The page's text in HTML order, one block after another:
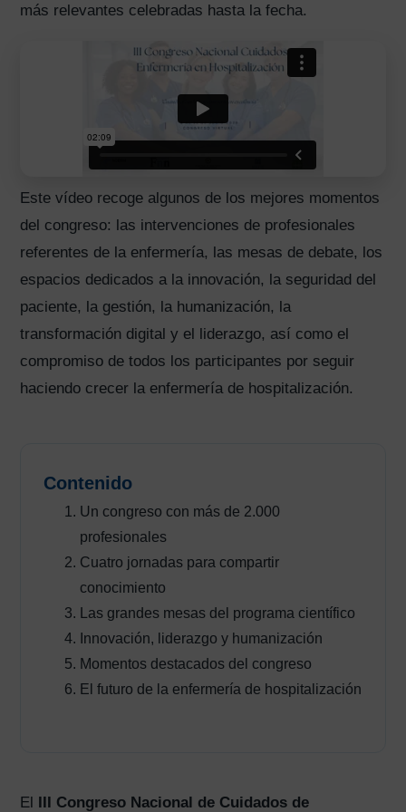
más relevantes celebradas hasta la fecha.
Este vídeo recoge algunos de los mejores momentos
del congreso: las intervenciones de profesionales
referentes de la enfermería, las mesas de debate, los
espacios dedicados a la innovación, la seguridad del
paciente, la gestión, la humanización, la
transformación digital y el liderazgo, así como el
compromiso de todos los participantes por seguir
haciendo crecer la enfermería de hospitalización.
Contenido
Un congreso con más de 2.000
profesionales
Cuatro jornadas para compartir
conocimiento
Las grandes mesas del programa científico
Innovación, liderazgo y humanización
Momentos destacados del congreso
El futuro de la enfermería de hospitalización
El III Congreso Nacional de Cuidados de